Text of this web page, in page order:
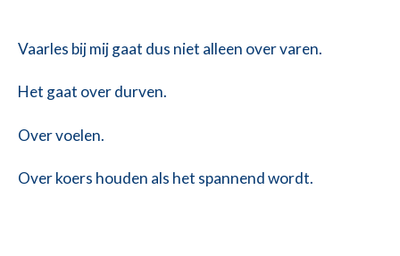
Vaarles bij mij gaat dus niet alleen over varen.
Het gaat over durven.
Over voelen.
Over koers houden als het spannend wordt.